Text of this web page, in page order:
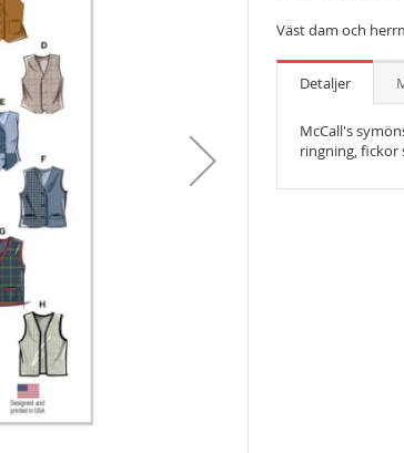
Väst dam och
Detaljer
McCall's
ringning, fickor